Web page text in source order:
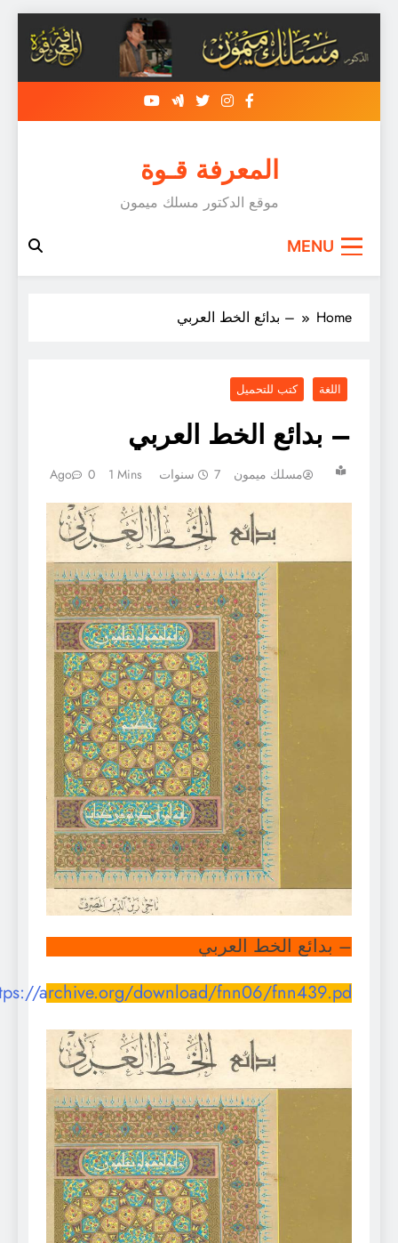
content
المعرفة قـوة
موقع الدكتور مسلك ميمون
MENU
Home – بدائع الخط العربي
اللغة كتب للتحميل
– بدائع الخط العربي
مسلك ميمون 7 سنوات Ago 0 1 Mins
– بدائع الخط العربي
https://archive.org/download/fnn06/fnn439.pd